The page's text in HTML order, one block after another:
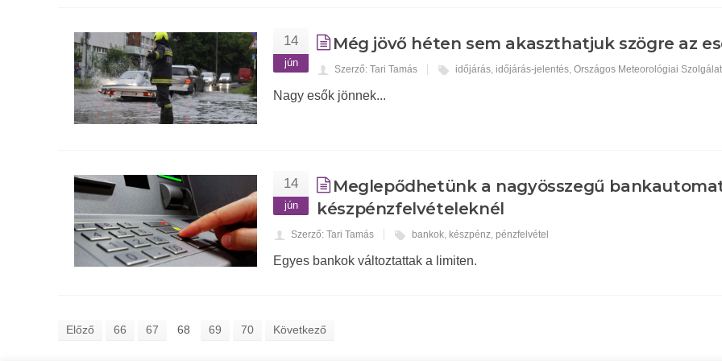
14
jún
Még jövő héten sem akaszthatjuk szögre az
Szerző: Tari Tamás időjárás,időjárás-jelentés,Országos Meteorológiai Szolgálat
Nagy esők jönnek...
14
jún
Meglepődhetünk a nagyösszegű
készpénzfelvételeknél
Szerző: Tari Tamás bankok, készpénz,pénzfelvétel
Egyes bankok változtattak a limiten.
Előző 66 67 68 69 70 Következő